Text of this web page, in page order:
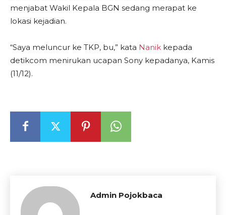
menjabat Wakil Kepala BGN sedang merapat ke
lokasi kejadian.
“Saya meluncur ke TKP, bu,” kata Nanik kepada
detikcom menirukan ucapan Sony kepadanya, Kamis
(11/12).
Admin Pojokbaca